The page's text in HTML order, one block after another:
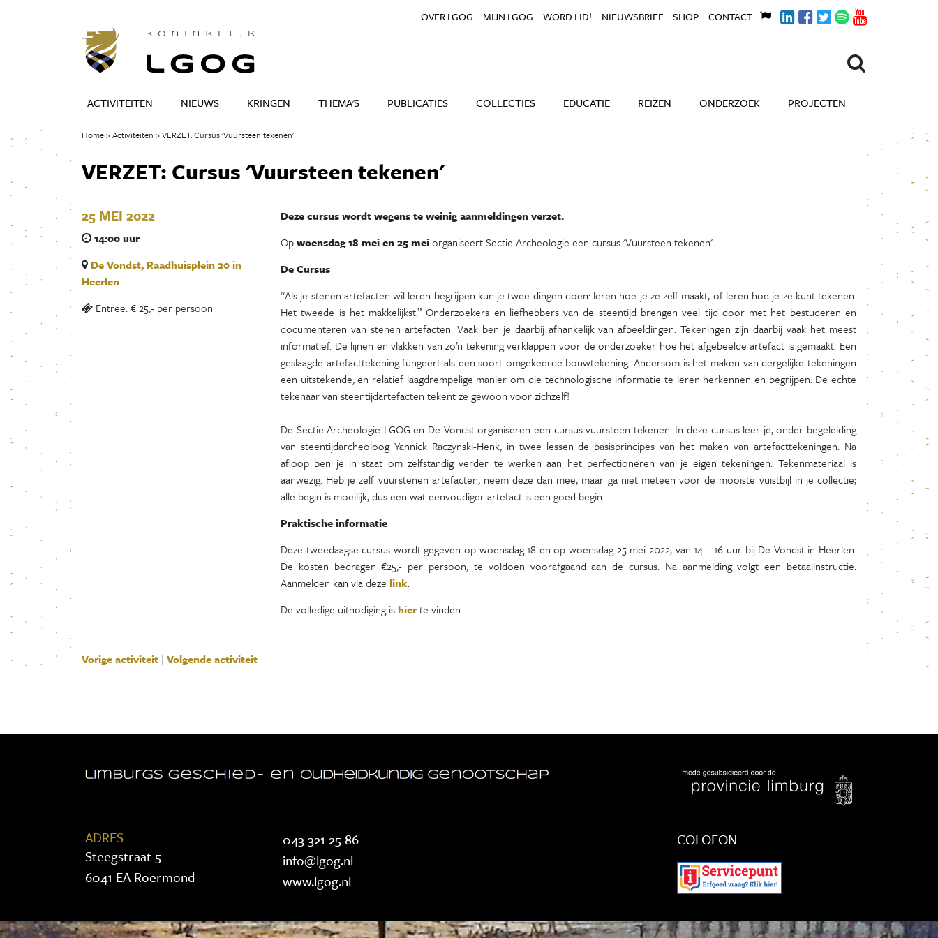
ACTIVITEITEN NIEUWS KRINGEN THEMA'S PUBLICATIES COLLECTIES EDUCATIE REIZEN ONDERZOEK PROJECTEN
OVER LGOG MIJN LGOG WORD LID! NIEUWSBRIEF SHOP CONTACT
Home Activiteiten VERZET: Cursus 'Vuursteen tekenen'
VERZET: Cursus 'Vuursteen tekenen'
25 MEI 2022
14:00 uur
De Vondst, Raadhuisplein 20 in
Heerlen
Entree: € 25,- per persoon
Deze cursus wordt wegens te weinig aanmeldingen verzet.
Opwoensdag 18 mei en 25 meiorganiseert Sectie Archeologie een cursus 'Vuursteen tekenen'.
De Cursus
“Als je stenen artefacten wil leren begrijpen kun je twee dingen doen: leren hoe je ze zelf maakt, of leren hoe je ze kunt tekenen.
Het tweede is het makkelijkst.” Onderzoekers en liefhebbers van de steentijd brengen veel tijd door met het bestuderen en
documenteren van stenen artefacten. Vaak ben je daarbij afhankelijk van afbeeldingen. Tekeningen zijn daarbij vaak het meest
informatief. De lijnen en vlakken van zo’n tekening verklappen voor de onderzoeker hoe het afgebeelde artefact is gemaakt. Een
geslaagde artefacttekening fungeert als een soort omgekeerde bouwtekening. Andersom is het maken van dergelijke tekeningen
een uitstekende, en relatief laagdrempelige manier om die technologische informatie te leren herkennen en begrijpen. De echte
tekenaar van steentijdartefacten tekent ze gewoon voor zichzelf!
De Sectie Archeologie LGOG en De Vondst organiseren een cursus vuursteen tekenen. In deze cursus leer je, onder begeleiding
van steentijdarcheoloog Yannick Raczynski-Henk, in twee lessen de basisprincipes van het maken van artefacttekeningen. Na
afloop ben je in staat om zelfstandig verder te werken aan het perfectioneren van je eigen tekeningen. Tekenmateriaal is
aanwezig. Heb je zelf vuurstenen artefacten, neem deze dan mee, maar ga niet meteen voor de mooiste vuistbijl in je collectie;
alle begin is moeilijk, dus een wat eenvoudiger artefact is een goed begin.
Praktische informatie
Deze tweedaagse cursus wordt gegeven op woensdag 18 en op woensdag 25 mei 2022, van 14 – 16 uur bij De Vondst in Heerlen.
De kosten bedragen €25,- per persoon, te voldoen voorafgaand aan de cursus. Na aanmelding volgt een betaalinstructie.
Aanmelden kan via deze link.
De volledige uitnodiging ishierte vinden.
Vorige activiteit | Volgende activiteit
ADRES
Steegstraat 5
6041 EA Roermond
043 321 25 86
info@lgog.nl
www.lgog.nl
COLOFON